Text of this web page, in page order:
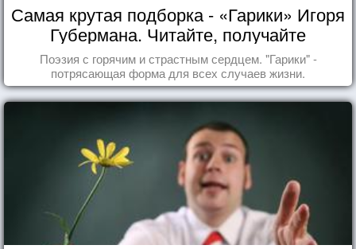
Самая крутая подборка - «Гарики» Игоря
Губермана. Читайте, получайте
удовольствие!
Поэзия с горячим и страстным сердцем. "Гарики" -
потрясающая форма для всех случаев жизни.